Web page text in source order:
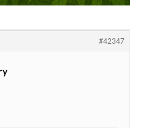
#42347